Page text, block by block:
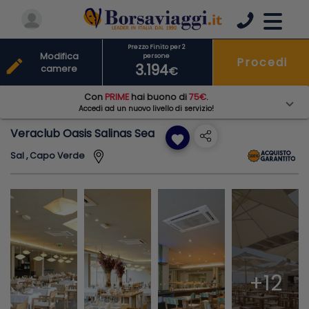
Veraclub Oasis Salinas Sea favorite
Sal , Capo Verde
+12
Prezzo Finito per 2
persone
3.194€
Procedi
edit
Modifica
camere
Con PRIME hai buono di75€.
Accedi ad un nuovo livello di servizio!